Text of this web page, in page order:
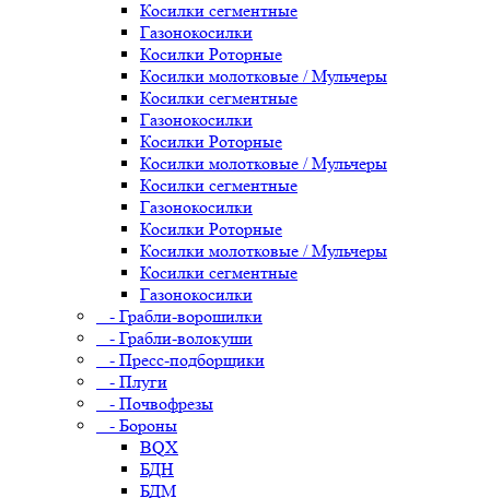
Косилки сегментные
Газонокосилки
Косилки Роторные
Косилки молотковые / Мульчеры
Косилки сегментные
Газонокосилки
Косилки Роторные
Косилки молотковые / Мульчеры
Косилки сегментные
Газонокосилки
Косилки Роторные
Косилки молотковые / Мульчеры
Косилки сегментные
Газонокосилки
- Грабли-ворошилки
- Грабли-волокуши
- Пресс-подборщики
- Плуги
- Почвофрезы
- Бороны
BQX
БДН
БДМ